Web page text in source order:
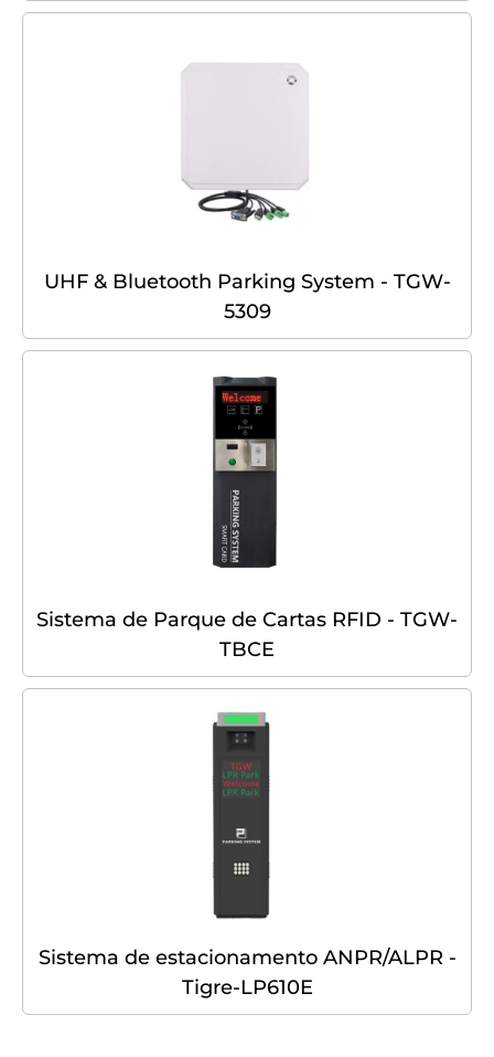
UHF & Bluetooth Parking System - TGW-
5309
Sistema de Parque de Cartas RFID - TGW-
TBCE
Sistema de estacionamento ANPR/ALPR -
Tigre-LP610E